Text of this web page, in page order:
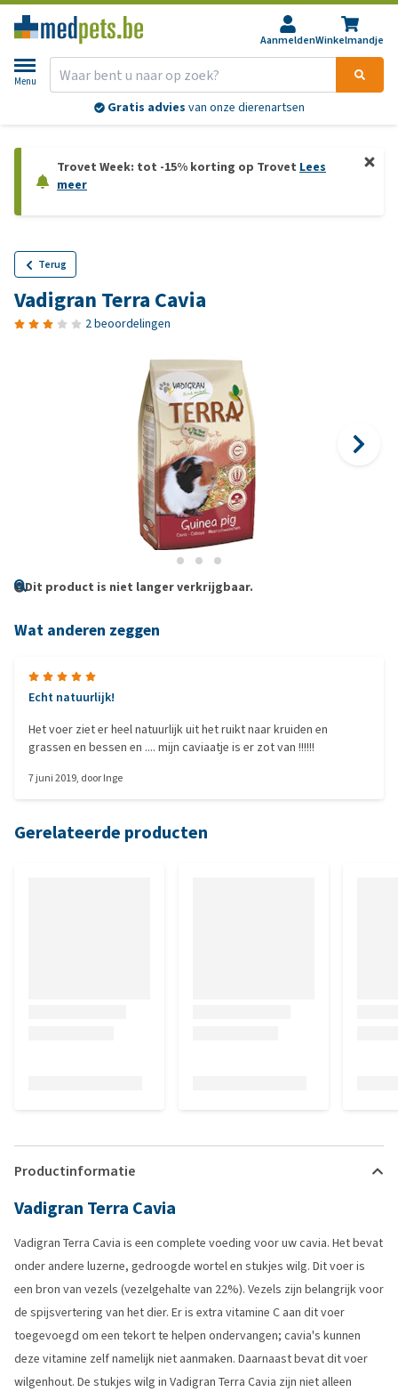
AanmeldenWinkelmandje
Menu
Gratis advies van onze dierenartsen
Trovet Week: tot -15% korting op Trovet Lees
meer
Terug
Vadigran Terra Cavia
2 beoordelingen
Dit product is niet langer verkrijgbaar.
Wat anderen zeggen
Echt natuurlijk!
Het voer ziet er heel natuurlijk uit het ruikt naar kruiden en
grassen en bessen en .... mijn caviaatje is er zot van !!!!!!
7 juni 2019, doorInge
Gerelateerde producten
Productinformatie
Vadigran Terra Cavia
Vadigran Terra Cavia is een complete voeding voor uw cavia. Het bevat
onder andere luzerne, gedroogde wortel en stukjes wilg. Dit voer is
een bron van vezels (vezelgehalte van 22%). Vezels zijn belangrijk voor
de spijsvertering van het dier. Er is extra vitamine C aan dit voer
toegevoegd om een tekort te helpen ondervangen; cavia's kunnen
deze vitamine zelf namelijk niet aanmaken. Daarnaast bevat dit voer
wilgenhout. De stukjes wilg in Vadigran Terra Cavia zijn niet alleen